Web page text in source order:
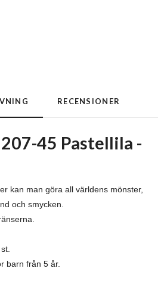
RECENSIONER
45 Pastellila -
kan man göra all världens mönster,
och smycken.
barn från 5 år.